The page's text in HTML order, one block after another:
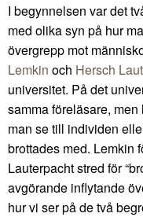
I begynnelsen var det
med olika syn på hur
övergrepp mot
Lemkin och Hersch
universitet. På det
samma föreläsare,
man se till individen
brottades med. Lemkin
Lauterpacht stred för
avgörande inflytande
hur vi ser på de två